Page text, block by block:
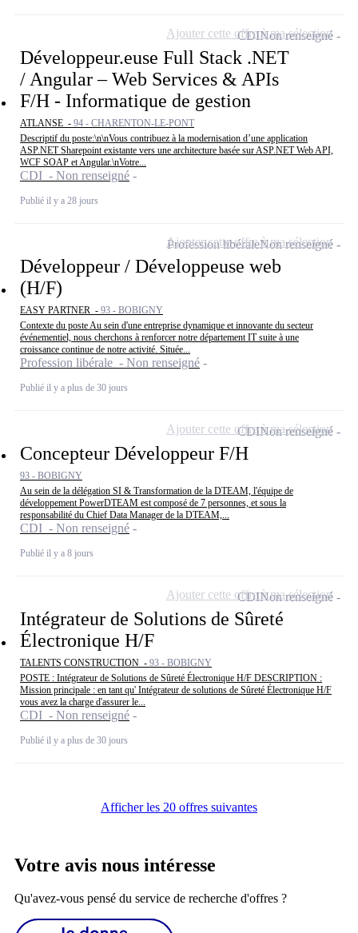
Développeur.euse Full Stack .NET
/ Angular – Web Services & APIs
F/H - Informatique de gestion
ATLANSE - 94 - CHARENTON-LE-PONT
Descriptif du poste:\n\nVous contribuez à la modernisation d’une application
ASP.NET Sharepoint existante vers une architecture basée sur ASP.NET Web API,
WCF SOAP et Angular.\nVotre...
CDI - Non renseigné
Publié il y a 28 jours
CDINon renseigné
Ajouter cette offre à ma sélection
Développeur / Développeuse web
(H/F)
EASY PARTNER - 93 - BOBIGNY
Contexte du poste Au sein d'une entreprise dynamique et innovante du secteur
événementiel, nous cherchons à renforcer notre département IT suite à une
croissance continue de notre activité. Située...
Profession libérale - Non renseigné
Publié il y a plus de 30 jours
Profession libéraleNon renseigné
Ajouter cette offre à ma sélection
Concepteur Développeur F/H
93 - BOBIGNY
Au sein de la délégation SI & Transformation de la DTEAM, l'équipe de
développement PowerDTEAM est composé de 7 personnes, et sous la
responsabilité du Chief Data Manager de la DTEAM,...
CDI - Non renseigné
Publié il y a 8 jours
CDINon renseigné
Ajouter cette offre à ma sélection
Intégrateur de Solutions de Sûreté
Électronique H/F
TALENTS CONSTRUCTION - 93 - BOBIGNY
POSTE : Intégrateur de Solutions de Sûreté Électronique H/F DESCRIPTION :
Mission principale : en tant qu' Intégrateur de solutions de Sûreté Électronique H/F
vous avez la charge d'assurer le...
CDI - Non renseigné
Publié il y a plus de 30 jours
CDINon renseigné
Ajouter cette offre à ma sélection
Afficher les 20 offres suivantes
Votre avis nous intéresse
Qu'avez-vous pensé du service de recherche d'offres ?